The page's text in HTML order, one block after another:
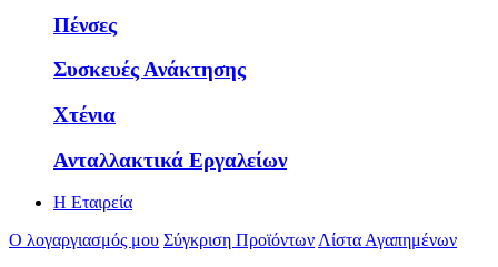
Πένσες
Συσκευές Ανάκτησης
Χτένια
Ανταλλακτικά Εργαλείων
Η Εταιρεία
Ο λογαργιασμός μου Σύγκριση ΠροϊόντωνΛίστα Αγαπημένων